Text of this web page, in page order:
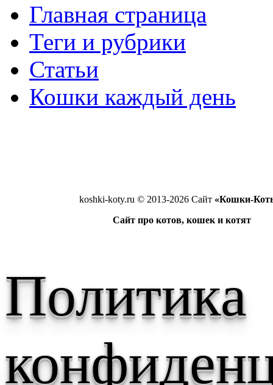
Главная страница
Теги и рубрики
Статьи
Кошки каждый день
koshki-koty.ru © 2013-2026 Сайт «Кошки-
Сайт про котов, кошек и котят
Политика